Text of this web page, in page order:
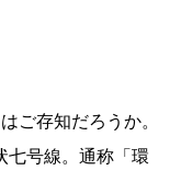
ご存知だろうか。
七号線。通称「環